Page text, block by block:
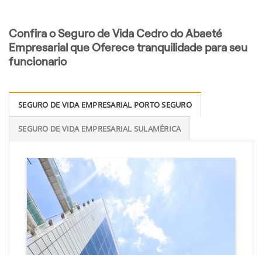
Confira o Seguro de Vida Cedro do Abaeté
Empresarial que Oferece tranquilidade para seu
funcionario
SEGURO DE VIDA EMPRESARIAL PORTO SEGURO
SEGURO DE VIDA EMPRESARIAL SULAMÉRICA